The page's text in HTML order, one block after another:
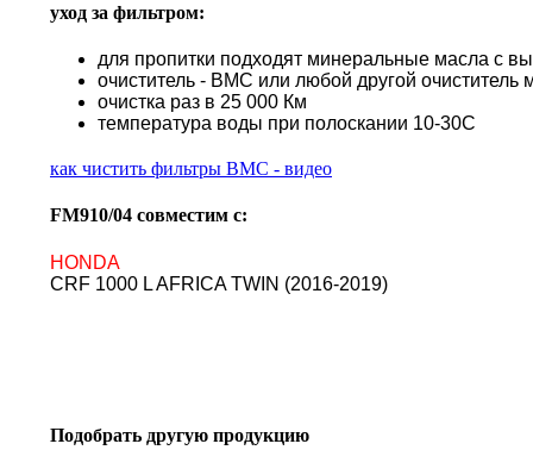
уход за фильтром:
для пропитки подходят минеральные масла с
очиститель - BMC или любой другой
очистка раз в 25 000 Км
температура воды при полоскании 10-30С
как чистить фильтры BMC - видео
FM910/04 совместим с:
HONDA
CRF 1000 L AFRICA TWIN (2016-2019)
Подобрать другую продукцию